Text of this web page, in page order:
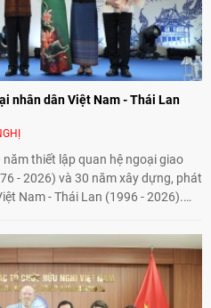
nhân dân Việt Nam - Thái Lan
thiết lập quan hệ ngoại giao
- 2026) và 30 năm xây dựng, phát
Nam - Thái Lan (1996 - 2026).
từng bước mở rộng hoạt động từ
kết nối địa phương, doanh
và thế hệ trẻ, góp phần tăng
tác giữa nhân dân hai nước.